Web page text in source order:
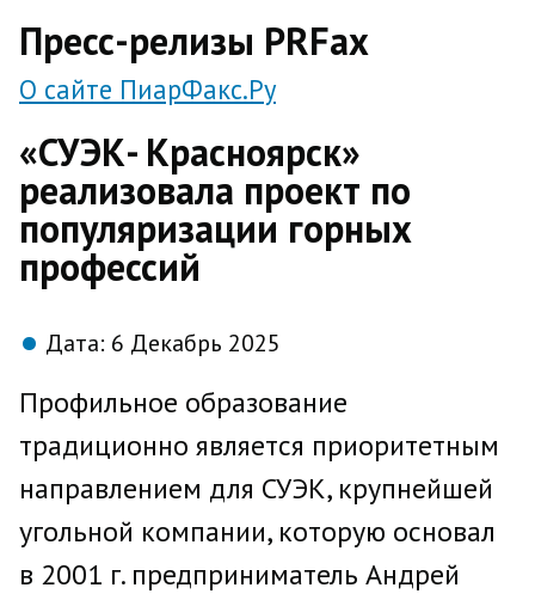
Пресс-релизы PRFax
О сайте ПиарФакс.Ру
«СУЭК- Красноярск»
реализовала проект по
популяризации горных
профессий
Дата: 6 Декабрь 2025
Профильное образование
традиционно является приоритетным
направлением для СУЭК, крупнейшей
угольной компании, которую основал
в 2001 г. предприниматель Андрей